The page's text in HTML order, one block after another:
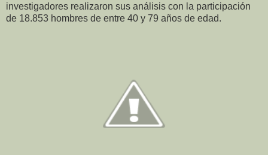
investigadores realizaron sus análisis con la participación
de 18.853 hombres de entre 40 y 79 años de edad.